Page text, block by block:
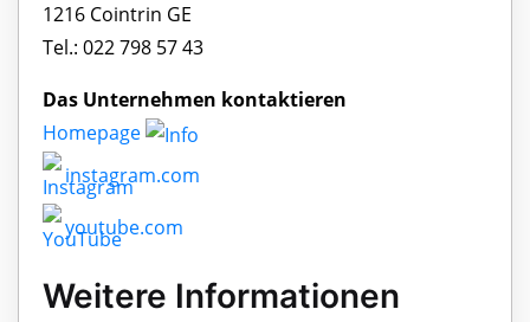
1216 Cointrin GE
Tel.: 022 798 57 43
Das Unternehmen kontaktieren
Homepage
instagram.com
youtube.com
Weitere Informationen